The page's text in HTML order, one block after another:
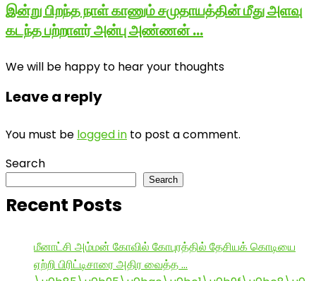
இன்று பிறந்த நாள் காணும் சமுதாயத்தின் மீது அளவு
கடந்த பற்றாளர் அன்பு அண்ணன் …
We will be happy to hear your thoughts
Leave a reply
You must be logged in to post a comment.
Search
Search
Recent Posts
மீனாட்சி அம்மன் கோவில் கோபுரத்தில் தேசியக் கொடியை
ஏற்றி பிரிட்டிசாரை அதிர வைத்த …